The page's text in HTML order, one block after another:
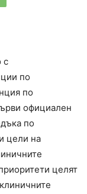
с
по
по
официален
по
цели на
целят